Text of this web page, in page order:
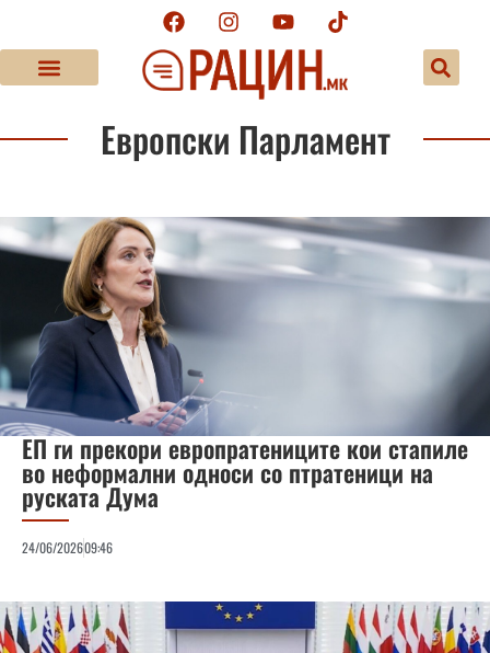
Европски Парламент
ЕП ги прекори европратениците кои стапиле
во неформални односи со птратеници на
руската Дума
24/06/202609:46